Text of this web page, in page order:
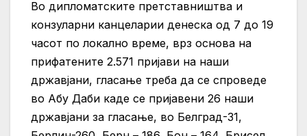
Во дипломатските претставништва и
конзуларни канцеларии денеска од 7 до 19
часот по локално време, врз основа на
прифатените 2.571 пријави на наши
државјани, гласање треба да се спроведе
во Абу Даби каде се пријавени 26 наши
државјани за гласање, во Белград-31,